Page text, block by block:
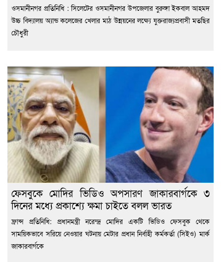
ওসমানীনগর প্রতিনিধি : সিলেটের ওসমানীনগর উপজেলার বুরুঙ্গা ইকবাল আহমদ
উচ্চ বিদ্যালয় অ্যান্ড কলেজের খেলার মাঠ উন্নয়নের লক্ষ্যে যুক্তরাজ্যপ্রবাসী মতছির
চৌধুরী
ফেসবুকে মোদির ভিডিও অপসারণ জাকারবার্গকে ৩
দিনের মধ্যে প্রকাশ্যে ক্ষমা চাইতে বলল ভারত
ফ্রান্স প্রতিনিধি: প্রধানমন্ত্রী নরেন্দ্র মোদির একটি ভিডিও ফেসবুক থেকে
সাময়িকভাবে সরিয়ে নেওয়ার ঘটনায় মেটার প্রধান নির্বাহী কর্মকর্তা (সিইও) মার্ক
জাকারবার্গকে